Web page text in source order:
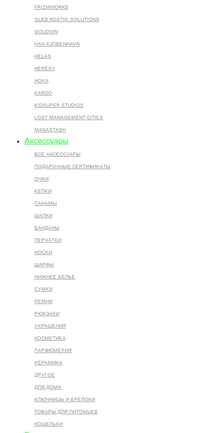
FRIZMWORKS
GLEB KOSTIN .SOLUTIONS
GOLDWIN
HAN KJOBENHAVN
HELAS
HERESY
HOKA
KARDO
KIDSUPER STUDIOS
LOST MANAGEMENT CITIES
MANASTASH
Аксессуары
ВСЕ AКСЕССУАРЫ
ПОДАРОЧНЫЕ СЕРТИФИКАТЫ
ОЧКИ
КЕПКИ
ПАНАМЫ
ШАПКИ
БАНДАНЫ
ПЕРЧАТКИ
НОСКИ
ШАРФЫ
НИЖНЕЕ БЕЛЬЕ
СУМКИ
РЕМНИ
РЮКЗАКИ
УКРАШЕНИЯ
КОСМЕТИКА
ПАРФЮМЕРИЯ
КЕРАМИКА
ДРУГОЕ
ДЛЯ ДОМА
КЛЮЧНИЦЫ И БРЕЛОКИ
ТОВАРЫ ДЛЯ ПИТОМЦЕВ
КОШЕЛЬКИ